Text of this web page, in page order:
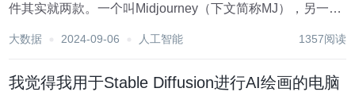
件其实就两款。一个叫Midjourney（下文简称MJ），另一个
使用必须充值，一个月10美元。普通人想玩玩AI绘画，并
大数据 2024-09-06 人工智能 1357阅读
我觉得我用于Stable Diffusion进行AI绘画的电脑